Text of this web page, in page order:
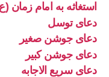
استغاثه به امام زمان
دعای توسل
دعای جوشن صغیر
دعای جوشن کبیر
دعای سریع الاجابه